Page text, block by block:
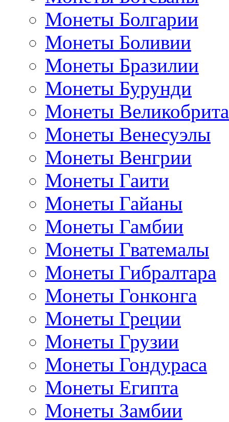
Монеты Болгарии
Монеты Боливии
Монеты Бразилии
Монеты Бурунди
Монеты
Монеты Венесуэлы
Монеты Венгрии
Монеты Гаити
Монеты Гайаны
Монеты Гамбии
Монеты Гватемалы
Монеты Гибралтара
Монеты Гонконга
Монеты Греции
Монеты Грузии
Монеты Гондураса
Монеты Египта
Монеты Замбии